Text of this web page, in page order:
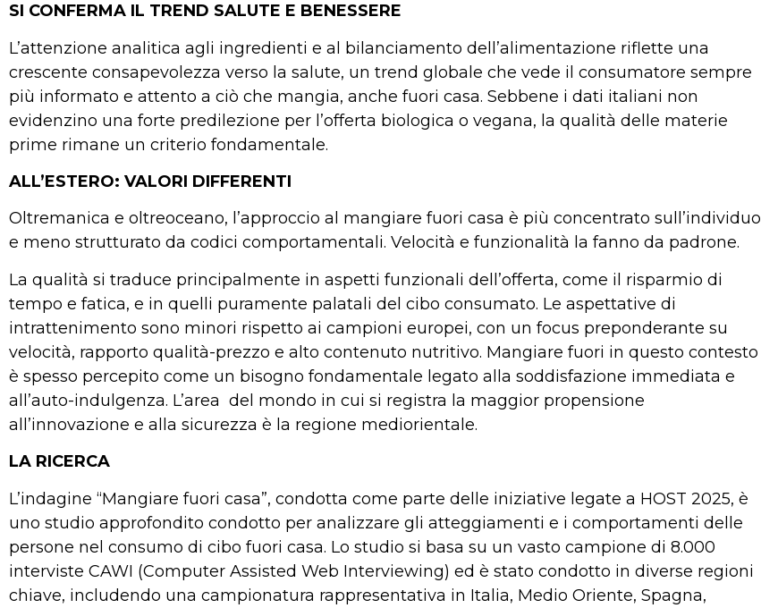
SI CONFERMA IL TREND SALUTE E BENESSERE
L’attenzione analitica agli ingredienti e al bilanciamento dell’alimentazione riflette una
crescente consapevolezza verso la salute, un trend globale che vede il consumatore sempre
più informato e attento a ciò che mangia, anche fuori casa. Sebbene i dati italiani non
evidenzino una forte predilezione per l’offerta biologica o vegana, la qualità delle materie
prime rimane un criterio fondamentale.
ALL’ESTERO: VALORI DIFFERENTI
Oltremanica e oltreoceano, l’approccio al mangiare fuori casa è più concentrato sull’individuo
e meno strutturato da codici comportamentali. Velocità e funzionalità la fanno da padrone.
La qualità si traduce principalmente in aspetti funzionali dell’offerta, come il risparmio di
tempo e fatica, e in quelli puramente palatali del cibo consumato. Le aspettative di
intrattenimento sono minori rispetto ai campioni europei, con un focus preponderante su
velocità, rapporto qualità-prezzo e alto contenuto nutritivo. Mangiare fuori in questo contesto
è spesso percepito come un bisogno fondamentale legato alla soddisfazione immediata e
all’auto-indulgenza. L’area del mondo in cui si registra la maggior propensione
all’innovazione e alla sicurezza è la regione mediorientale.
LA RICERCA
L’indagine “Mangiare fuori casa”, condotta come parte delle iniziative legate a HOST 2025, è
uno studio approfondito condotto per analizzare gli atteggiamenti e i comportamenti delle
persone nel consumo di cibo fuori casa. Lo studio si basa su un vasto campione di 8.000
interviste CAWI (Computer Assisted Web Interviewing) ed è stato condotto in diverse regioni
chiave, includendo una campionatura rappresentativa in Italia, Medio Oriente, Spagna,